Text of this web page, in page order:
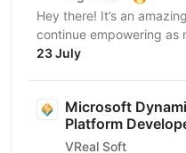
Hey there! It’s an
continue empowering as
change the world. We
23 July
Microsoft
Platform
VReal Soft